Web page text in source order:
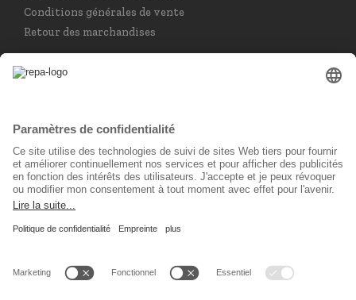
Conditions générales de vente
Retour des marchandises
Choisir la langue
Français
Réseau social
© 2026 REPA Holding GmbH. All rights reserved